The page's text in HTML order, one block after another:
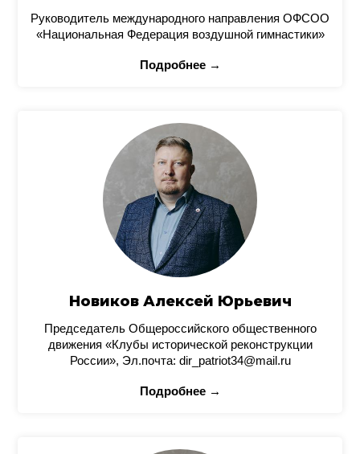
Руководитель международного направления ОФСОО
«Национальная Федерация воздушной гимнастики»
Подробнее →
Новиков Алексей Юрьевич
Председатель Общероссийского общественного
движения «Клубы исторической реконструкции
России», Эл.почта: dir_patriot34@mail.ru
Подробнее →